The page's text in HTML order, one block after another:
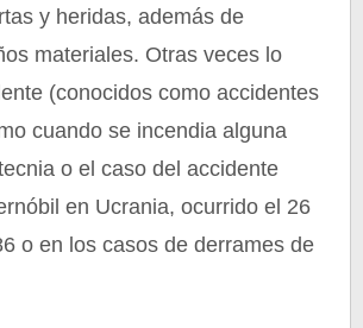
y heridas, además de
materiales. Otras veces lo
(conocidos como accidentes
cuando se incendia alguna
o el caso del accidente
en Ucrania, ocurrido el 26
o en los casos de derrames de